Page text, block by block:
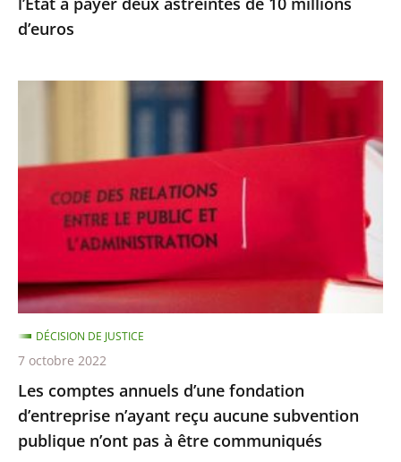
de
10
d’euros
d’euros
d’une
fondation
d’entreprise
n’ayant
aucune
subvention
publique
n’ont
pas
à
être
Les comptes annuels d’une fondation
d’entreprise n’ayant reçu aucune subvention
publique n’ont pas à être communiqués
DÉCISION DE JUSTICE
7 octobre 2022